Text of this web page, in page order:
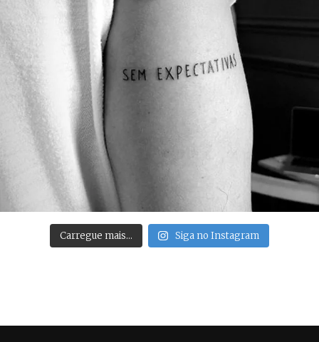
Carregue mais… Siga no Instagram